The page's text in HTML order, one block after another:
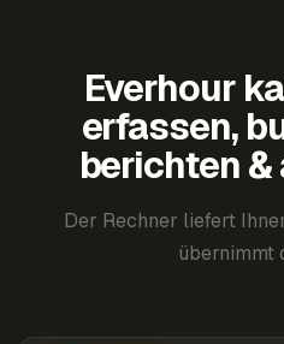
Everhour
erfassen,
berichten
Der Rechner liefert
übernimmt